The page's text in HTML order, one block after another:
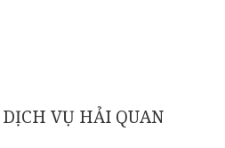
DỊCH VỤ HẢI QUAN